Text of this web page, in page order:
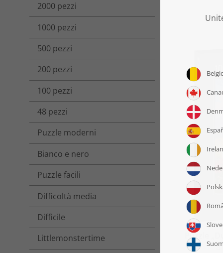
2000 pezzi
1000 pezzi
500 pezzi
200 pezzi
100 pezzi
48 pezzi
Puzzle moderni
Bianco e nero
Puzzle facili
Difficoltà media
Difficile
Littlemonstertime
a
Puzzle
a